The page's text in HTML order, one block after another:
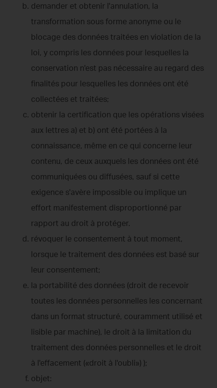
demander et obtenir l'annulation, la
transformation sous forme anonyme ou le
blocage des données traitées en violation de la
loi, y compris les données pour lesquelles la
conservation n'est pas nécessaire au regard des
finalités pour lesquelles les données ont été
collectées et traitées;
obtenir la certification que les opérations visées
aux lettres a) et b) ont été portées à la
connaissance, même en ce qui concerne leur
contenu, de ceux auxquels les données ont été
communiquées ou diffusées, sauf si cette
exigence s'avère impossible ou implique un
effort manifestement disproportionné par
rapport au droit à protéger.
révoquer le consentement à tout moment,
lorsque le traitement des données est basé sur
leur consentement;
la portabilité des données (droit de recevoir
toutes les données personnelles les concernant
dans un format structuré, couramment utilisé et
lisible par machine), le droit à la limitation du
traitement des données personnelles et le droit
à l'effacement («droit à l'oubli») );
objet: